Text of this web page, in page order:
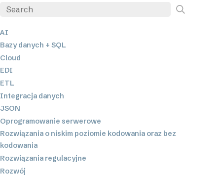
AI
Bazy danych + SQL
Cloud
EDI
ETL
Integracja danych
JSON
Oprogramowanie serwerowe
Rozwiązania o niskim poziomie kodowania oraz bez
kodowania
Rozwiązania regulacyjne
Rozwój